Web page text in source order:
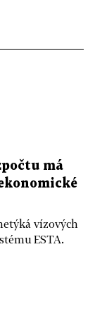
má
vízových
ESTA.